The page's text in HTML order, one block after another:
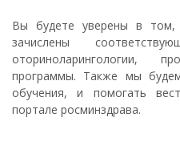
Вы будете уверены в
зачислены
оториноларингологии,
программы. Также мы
обучения, и помогать
портале росминздрава.